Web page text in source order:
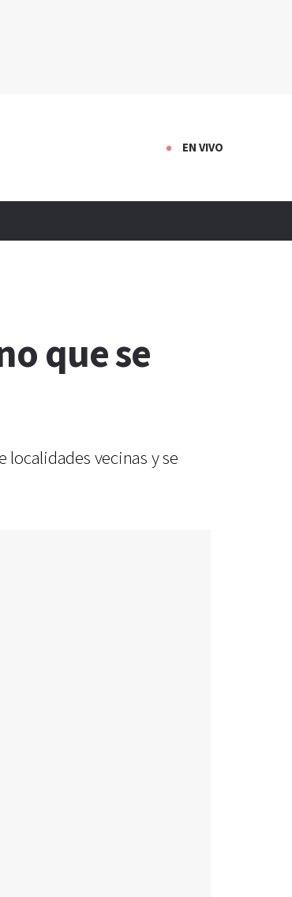
EN VIVO
que se
localidades vecinas y se